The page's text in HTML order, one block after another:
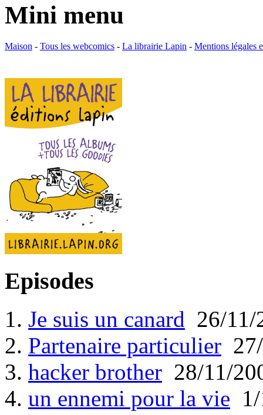
Mini menu
Maison - Tous les webcomics - La librairie Lapin - Mentions légales
Episodes
1. Je suis un canard 26/11/
2. Partenaire particulier
3. hacker brother 28/11/
4. un ennemi pour la vie